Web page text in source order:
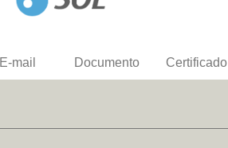
E-mail Documento Certificado